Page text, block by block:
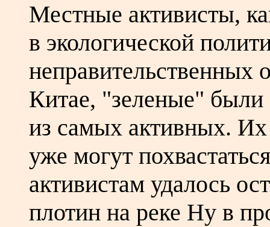
Местные активисты,
в экологической
неправительственных
Китае, "зеленые"
из самых активных.
уже могут
активистам удалось
плотин на реке Ну в